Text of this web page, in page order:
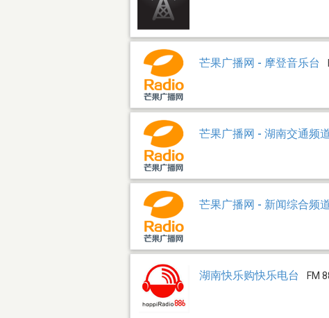
芒果广播网 - 摩登音乐台
芒果广播网 - 湖南交通频
芒果广播网 - 新闻综合频
湖南快乐购快乐电台 FM